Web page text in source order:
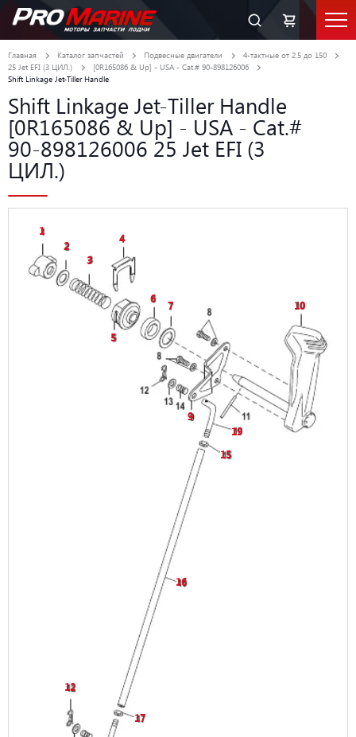
Главная Каталог запчастей Подвесные двигатели
4-тактные от 2.5 до 150
25 Jet EFI (3 ЦИЛ.)
[0R165086 & Up] - USA - Cat.# 90-898126006
Shift Linkage Jet-Tiller Handle
Shift Linkage Jet-Tiller Handle
[0R165086 & Up] - USA - Cat.#
90-898126006 25 Jet EFI (3
ЦИЛ.)
1
2
3
4
5
6
7
9
10
12
15
16
17
19